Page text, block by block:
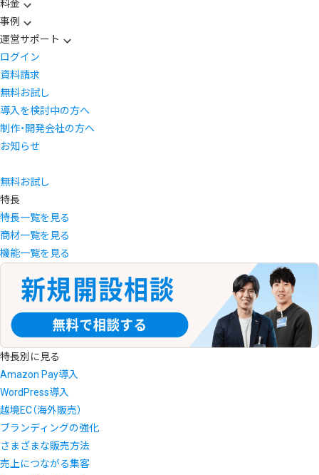
料金
事例
運営サポート
ログイン
資料請求
無料お試し
導入を検討中の方へ
制作・開発会社の方へ
お知らせ
無料お試し
特長
特長一覧を見る
商材一覧を見る
機能一覧を見る
特長別に見る
Amazon Pay導入
WordPress導入
越境EC（海外販売）
ブランディングの強化
さまざまな販売方法
売上につながる集客